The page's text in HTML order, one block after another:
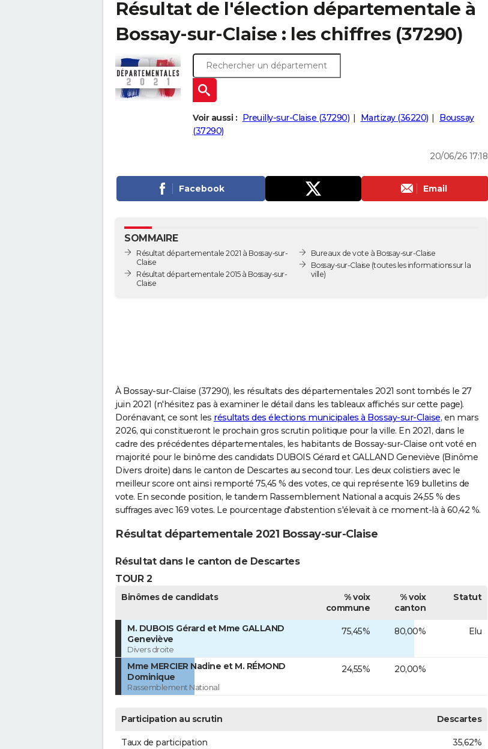
Résultat de l'élection départementale à
Bossay-sur-Claise : les chiffres (37290)
Voir aussi : Preuilly-sur-Claise (37290) Martizay (36220)
Boussay
(37290)
20/06/26 17:18
Facebook Email
SOMMAIRE
Résultat départementale 2021 à Bossay-sur-
Claise
Résultat départementale 2015 à Bossay-sur-
Claise
Bureaux de vote à Bossay-sur-Claise
Bossay-sur-Claise (toutes les informations sur la
ville)
À Bossay-sur-Claise (37290), les résultats des départementales 2021 sont tombés le 27
juin 2021 (n'hésitez pas à examiner le détail dans les tableaux affichés sur cette page).
Dorénavant, ce sont les résultats des élections municipales à Bossay-sur-Claise, en mars
2026, qui constitueront le prochain gros scrutin politique pour la ville. En 2021, dans le
cadre des précédentes départementales, les habitants de Bossay-sur-Claise ont voté en
majorité pour le binôme des candidats DUBOIS Gérard et GALLAND Geneviève (Binôme
Divers droite) dans le canton de Descartes au second tour. Les deux colistiers avec le
meilleur score ont ainsi remporté 75,45 % des votes, ce qui représente 169 bulletins de
vote. En seconde position, le tandem Rassemblement National a acquis 24,55 % des
suffrages avec 169 votes. Le pourcentage d'abstention s'élevait à ce moment-là à 60,42 %.
Résultat départementale 2021 Bossay-sur-Claise
Résultat dans le canton de Descartes
TOUR 2
Binômes de candidats
% voix
commune
% voix
canton
Statut
M. DUBOIS Gérard et Mme GALLAND
Geneviève
Divers droite
75,45% 80,00% Elu
Mme MERCIER Nadine et M. RÉMOND
Dominique
Rassemblement National
24,55% 20,00%
Participation au scrutin Descartes
Taux de participation 35,62%